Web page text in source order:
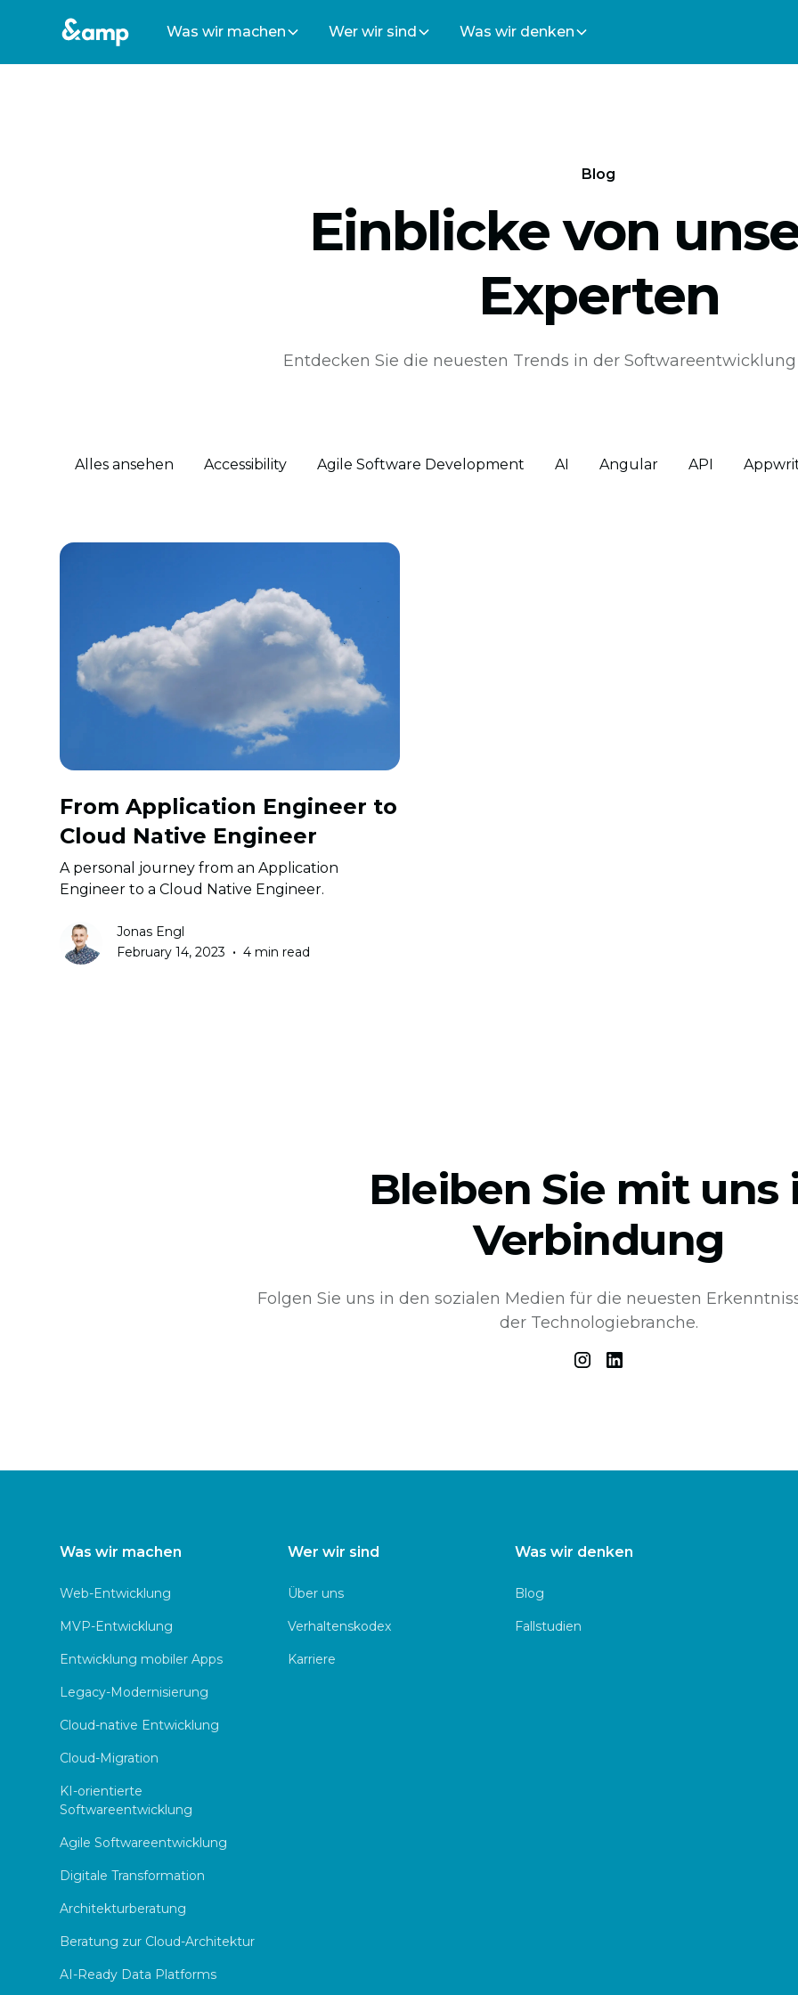
Was wir machen Wer wir sind Was wir denken
Blog
Einblicke von
Experten
Entdecken Sie die neuesten Trends in der
Alles ansehen Accessibility Agile Software Development AI Angular API
From Application Engineer to
Cloud Native Engineer
A personal journey from an Application
Engineer to a Cloud Native Engineer.
Jonas Engl
February 14, 2023 • 4 min read
Bleiben Sie mit uns
Verbindung
Folgen Sie uns in den sozialen Medien für die neuesten
der Technologiebranche.
Was wir machen
Web-Entwicklung
MVP-Entwicklung
Entwicklung mobiler Apps
Legacy-Modernisierung
Cloud-native Entwicklung
Cloud-Migration
KI-orientierte
Softwareentwicklung
Agile Softwareentwicklung
Digitale Transformation
Architekturberatung
Beratung zur Cloud-Architektur
AI-Ready Data Platforms
Wer wir sind
Über uns
Verhaltenskodex
Karriere
Was wir denken
Blog
Fallstudien